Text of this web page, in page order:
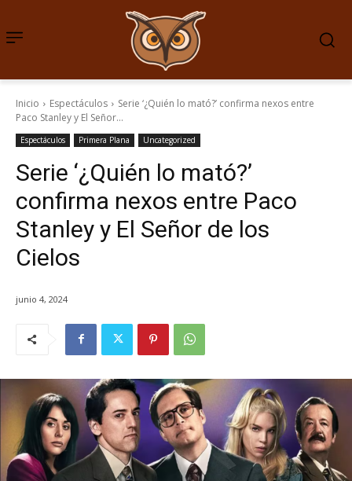
Inicio Espectáculos
Serie ‘¿Quién lo mató?’ confirma nexos entre
Paco Stanley y El Señor...
Espectáculos Primera Plana Uncategorized
Serie ‘¿Quién lo mató?’
confirma nexos entre Paco
Stanley y El Señor de los
Cielos
junio 4, 2024